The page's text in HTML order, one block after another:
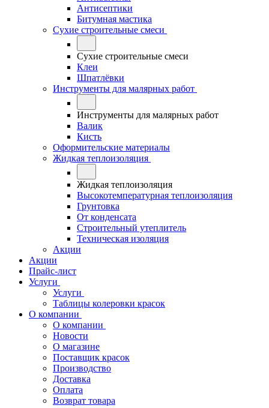
Антисептики
Битумная мастика
Сухие строительные смеси
Сухие строительные смеси
Клеи
Шпатлёвки
Инструменты для малярных работ
Инструменты для малярных работ
Валик
Кисть
Оформительские материалы
Жидкая теплоизоляция
Жидкая теплоизоляция
Высокотемпературная теплоизоляция
Грунтовка
От конденсата
Строительный утеплитель
Техническая изоляция
Акции
Акции
Прайс-лист
Услуги
Услуги
Таблицы колеровки красок
О компании
О компании
Новости
О магазине
Поставщик красок
Производство
Доставка
Оплата
Возврат товара